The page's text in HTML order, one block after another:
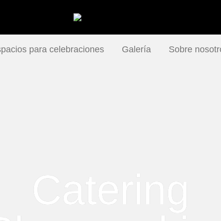
para celebraciones Galería Sobre
Catering